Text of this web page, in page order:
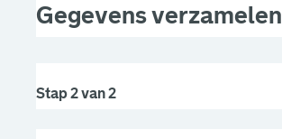
Gegevens verzamelen
Stap 2 van 2